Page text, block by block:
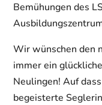
Bemühungen des
Wir wünschen den
immer ein
Neulingen! Auf
begeisterte